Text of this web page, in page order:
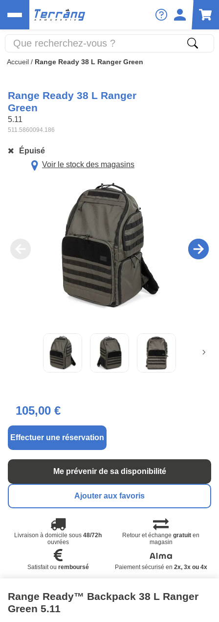
Accueil / Range Ready 38 L Ranger Green
Range Ready 38 L Ranger
Green
5.11
511.5860094.186
Épuisé
Voir le stock des magasins
105,00 €
Effectuer une réservation
Me prévenir de sa disponibilité
Ajouter aux favoris
Livraison à domicile sous48/72h
ouvrées
Retour et échangegratuit en
magasin
Satisfait ou remboursé Paiement sécurisé en 2x, 3x ou 4x
Range Ready™ Backpack 38 L Ranger
Green 5.11